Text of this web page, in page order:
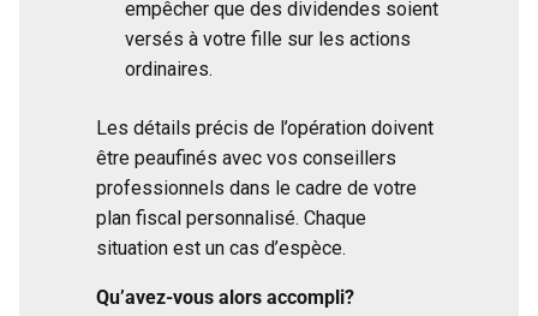
empêcher que des dividendes soient
versés à votre fille sur les actions
ordinaires.
Les détails précis de l’opération doivent
être peaufinés avec vos conseillers
professionnels dans le cadre de votre
plan fiscal personnalisé. Chaque
situation est un cas d’espèce.
Qu’avez-vous alors accompli?